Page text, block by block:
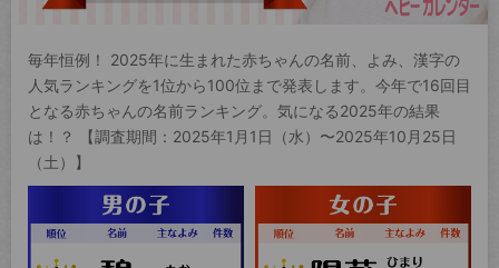
毎年恒例！ 2025年に生まれた赤ちゃんの名前、よみ、漢字の
人気ランキングを1位から100位まで発表します。今年で16回目
となる赤ちゃんの名前ランキング。気になる2025年の結果
は！？ 【調査期間：2025年1月1日（水）〜2025年10月25日
（土）】